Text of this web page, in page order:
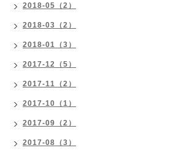
2018-05（2）
2018-03（2）
2018-01（3）
2017-12（5）
2017-11（2）
2017-10（1）
2017-09（2）
2017-08（3）